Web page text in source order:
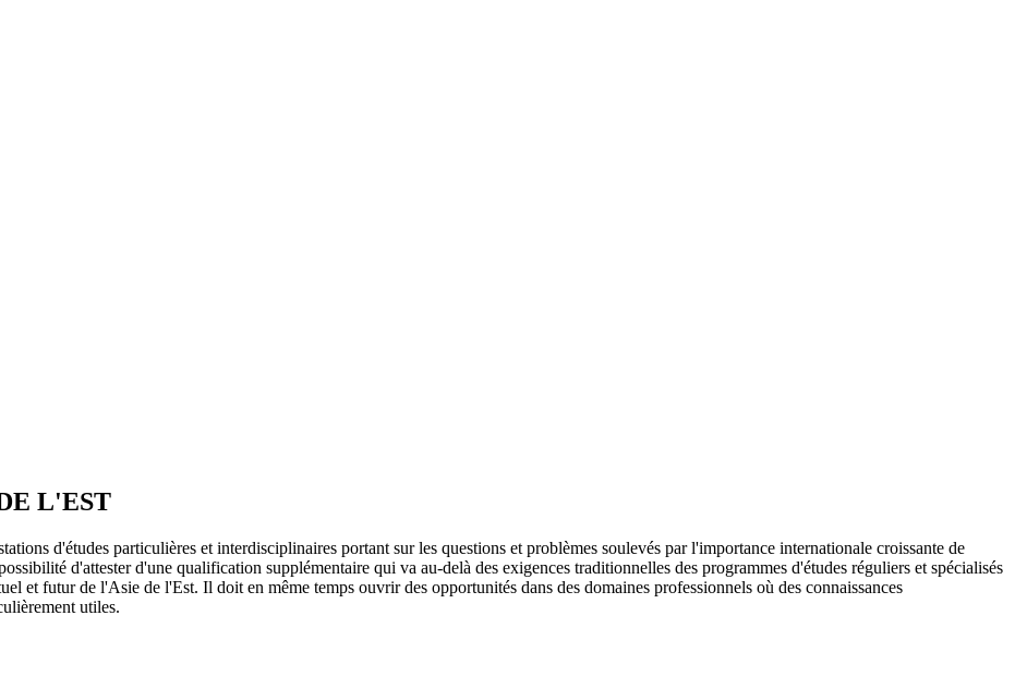
L'EST
d'études particulières et interdisciplinaires portant sur les questions et problèmes soulevés par l'importance internationale croissante de
d'attester d'une qualification supplémentaire qui va au-delà des exigences traditionnelles des programmes d'études réguliers et spécialisés
et futur de l'Asie de l'Est. Il doit en même temps ouvrir des opportunités dans des domaines professionnels où des connaissances
utiles.